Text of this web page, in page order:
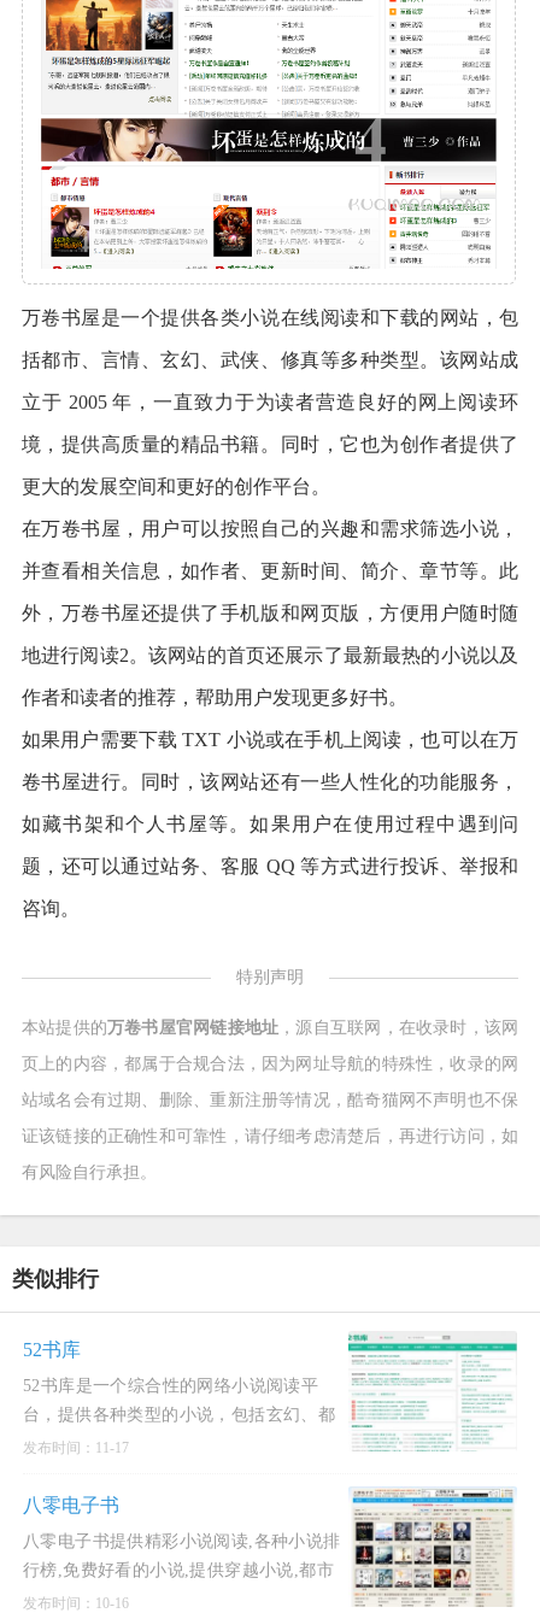
万卷书屋是一个提供各类小说在线阅读和下载的网站，包
括都市、言情、玄幻、武侠、修真等多种类型。该网站成
立于 2005 年，一直致力于为读者营造良好的网上阅读环
境，提供高质量的精品书籍。同时，它也为创作者提供了
更大的发展空间和更好的创作平台。
在万卷书屋，用户可以按照自己的兴趣和需求筛选小说，
并查看相关信息，如作者、更新时间、简介、章节等。此
外，万卷书屋还提供了手机版和网页版，方便用户随时随
地进行阅读2。该网站的首页还展示了最新最热的小说以及
作者和读者的推荐，帮助用户发现更多好书。
如果用户需要下载 TXT 小说或在手机上阅读，也可以在万
卷书屋进行。同时，该网站还有一些人性化的功能服务，
如藏书架和个人书屋等。如果用户在使用过程中遇到问
题，还可以通过站务、客服 QQ 等方式进行投诉、举报和
咨询。
特别声明
本站提供的万卷书屋官网链接地址 ，源自互联网，在收录时，该网
页上的内容，都属于合规合法，因为网址导航的特殊性，收录的网
站域名会有过期、删除、重新注册等情况，酷奇猫网不声明也不保
证该链接的正确性和可靠性，请仔细考虑清楚后，再进行访问，如
有风险自行承担。
类似排行
52书库
52书库是一个综合性的网络小说阅读平
台，提供各种类型的小说，包括玄幻、都
市、言情、耽美小说、武侠修真、都市言
(www.po5.net)分享各类好看
发布时间：11-17
八零电子书
八零电子书提供精彩小说阅读,各种小说排
行榜,免费好看的小说,提供穿越小说,都市
小说,言情小说,玄幻小说,重生小说,网游小
发布时间：10-16